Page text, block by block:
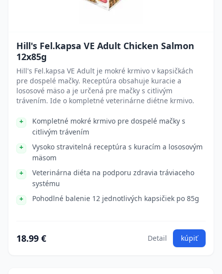
Hill's Fel.kapsa VE Adult Chicken Salmon
12x85g
Hill's Fel.kapsa VE Adult je mokré krmivo v kapsičkách
pre dospelé mačky. Receptúra obsahuje kuracie a
lososové mäso a je určená pre mačky s citlivým
trávením. Ide o kompletné veterinárne diétne krmivo.
Kompletné mokré krmivo pre dospelé mačky s
citlivým trávením
Vysoko stravitelná receptúra s kuracím a lososovým
mäsom
Veterinárna diéta na podporu zdravia tráviaceho
systému
Pohodlné balenie 12 jednotlivých kapsičiek po 85g
18.99 € Detail kúpiť